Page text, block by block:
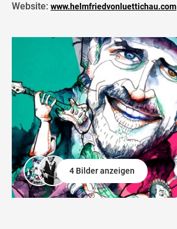
Website: www.helmfriedvonluettichau.com
4 Bilder anzeigen